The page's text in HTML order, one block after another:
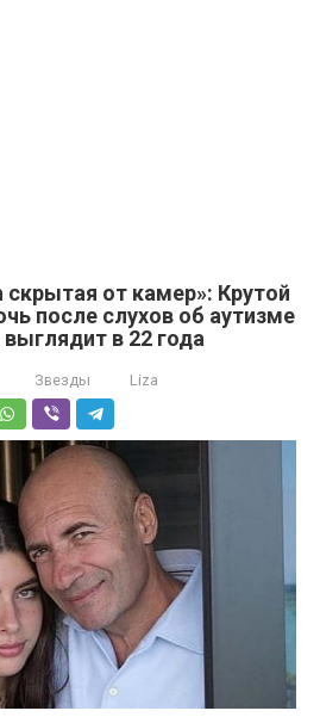
скрытая от камер»: Крутой
после слухов об аутизме
в 22 года
Звезды Liza